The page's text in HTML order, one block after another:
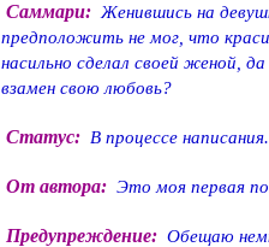
Саммари: Женившись на
предположить не мог, что
насильно сделал своей женой,
взамен свою любовь?
Статус: В процессе написания.
От автора: Это моя первая
Предупреждение: Обещаю